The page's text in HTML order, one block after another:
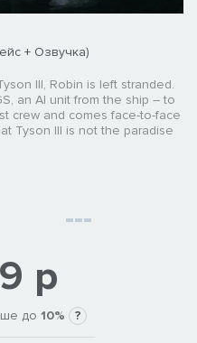
+ Озвучка)
III, Robin is left stranded.
an AI unit from the ship – to
crew and comes face-to-face
Tyson III is not the paradise
р
до 10% ?